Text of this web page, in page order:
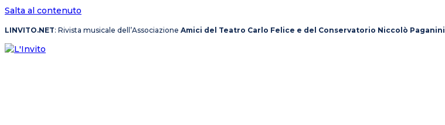
Salta al contenuto
LINVITO.NET: Rivista musicale dell’Associazione Amici del Teatro Carlo Felice e del Conservatorio Niccolò Paganini